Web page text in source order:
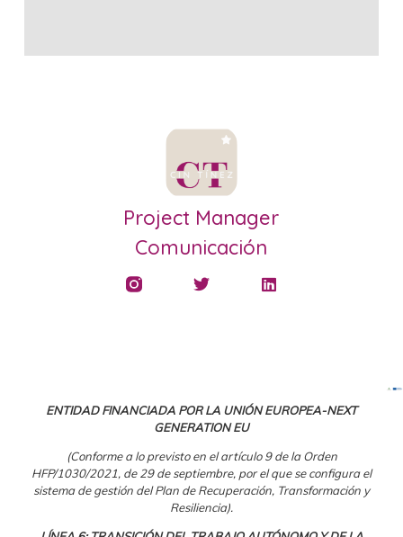
Project Manager
Comunicación
ENTIDAD FINANCIADA POR LA UNIÓN EUROPEA-NEXT
GENERATION EU
(Conforme a lo previsto en el artículo 9 de la Orden
HFP/1030/2021, de 29 de septiembre, por el que se configura el
sistema de gestión del Plan de Recuperación, Transformación y
Resiliencia).